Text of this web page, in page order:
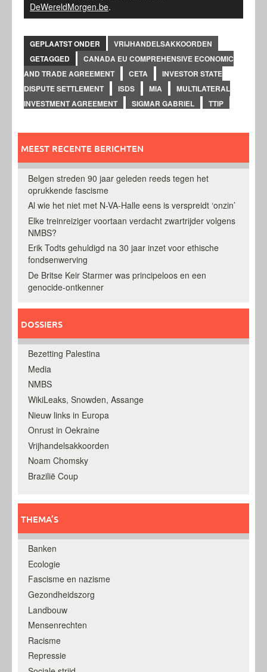
DeWereldMorgen.be.
GEPLAATST ONDER
VRIJHANDELSAKKOORDEN
GETAGGED
CANADA EU COMPREHENSIVE ECONOMIC
AND TRADE AGREEMENT
CETA
INVESTOR STATE
DISPUTE SETTLEMENT
ISDS MIA
MULTILATERAL
INVESTMENT AGREEMENT
SIGMAR GABRIEL TTIP
MEEST RECENTE BERICHTEN
Belgen streden 90 jaar geleden reeds tegen het
oprukkende fascisme
Al wie het niet met N-VA-Halle eens is verspreidt ‘onzin’
Elke treinreiziger voortaan verdacht zwartrijder volgens
NMBS?
Erik Todts gehuldigd na 30 jaar inzet voor ethische
fondsenwerving
De Britse Keir Starmer was principeloos en een
genocide-ontkenner
DOSSIERS
Bezetting Palestina
Media
NMBS
WikiLeaks, Snowden, Assange
Nieuw links in Europa
Onrust in Oekraine
Vrijhandelsakkoorden
Noam Chomsky
Brazilië Coup
THEMA’S
Banken
Ecologie
Fascisme en nazisme
Gezondheidszorg
Landbouw
Mensenrechten
Racisme
Repressie